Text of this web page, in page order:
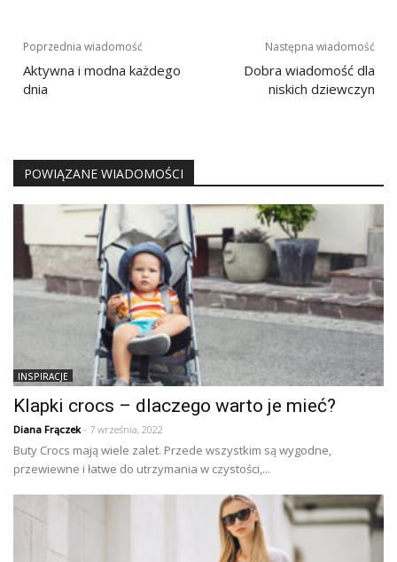
Nawigacja
wpisu
Poprzednia wiadomość
Aktywna i modna każdego
dnia
Następna wiadomość
Dobra wiadomość dla
niskich dziewczyn
POWIĄZANE WIADOMOŚCI
INSPIRACJE
Klapki crocs – dlaczego warto je mieć?
Diana Frączek- 7 września, 2022
Buty Crocs mają wiele zalet. Przede wszystkim są wygodne,
przewiewne i łatwe do utrzymania w czystości,...